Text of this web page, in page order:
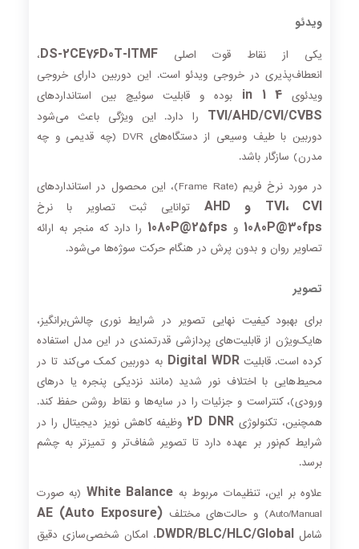
ویدئو
یکی از نقاط قوت اصلیDS-2CE76D0T-ITMF،
انعطاف‌پذیری در خروجی ویدئو است. این دوربین دارای خروجی
ویدئوی 4 in 1 بوده و قابلیت سوئیچ بین استانداردهای
TVI/AHD/CVI/CVBS را دارد. این ویژگی باعث می‌شود
دوربین با طیف وسیعی از دستگاه‌های DVR (چه قدیمی و چه
مدرن) سازگار باشد.
در مورد نرخ فریم (Frame Rate)، این محصول در استانداردهای
TVI، CVI و AHD توانایی ثبت تصاویر با نرخ
1080P@30fps و 1080P@25fps را دارد که منجر به ارائه
تصاویر روان و بدون پرش در هنگام حرکت سوژه‌ها می‌شود.
تصویر
برای بهبود کیفیت نهایی تصویر در شرایط نوری چالش‌برانگیز،
هایک‌ویژن از قابلیت‌های پردازشی قدرتمندی در این مدل استفاده
کرده است. قابلیتDigital WDR به دوربین کمک می‌کند تا در
محیط‌هایی با اختلاف نور شدید (مانند نزدیکی پنجره یا درهای
ورودی)، کنتراست و جزئیات را در سایه‌ها و نقاط روشن حفظ کند.
همچنین، تکنولوژی2D DNRوظیفه کاهش نویز دیجیتال را در
شرایط کم‌نور بر عهده دارد تا تصویر شفاف‌تر و تمیزتر به چشم
برسد.
علاوه بر این، تنظیمات مربوط به White Balance (به صورت
Auto/Manual) و حالت‌های مختلف
AE (Auto Exposure)
شامل DWDR/BLC/HLC/Global، امکان شخصی‌سازی دقیق